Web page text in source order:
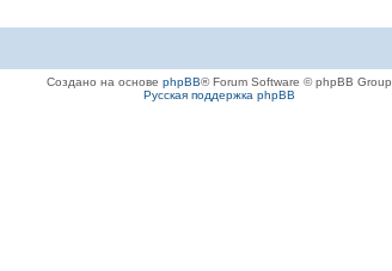
Создано на основе phpBB® Forum Software © phpBB Group
Русская поддержка phpBB